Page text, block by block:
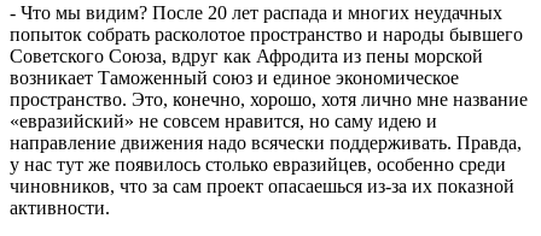
- Что мы видим? После 20 лет распада и многих неудачных
попыток собрать расколотое пространство и народы бывшего
Советского Союза, вдруг как Афродита из пены морской
возникает Таможенный союз и единое экономическое
пространство. Это, конечно, хорошо, хотя лично мне название
«евразийский» не совсем нравится, но саму идею и
направление движения надо всячески поддерживать. Правда,
у нас тут же появилось столько евразийцев, особенно среди
чиновников, что за сам проект опасаешься из-за их показной
активности.